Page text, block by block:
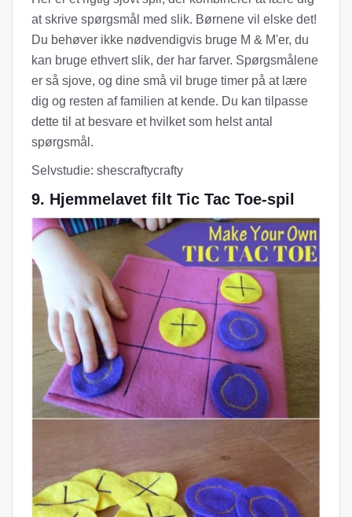
at skrive spørgsmål med slik. Børnene vil elske det!
Du behøver ikke nødvendigvis bruge M & M'er, du
kan bruge ethvert slik, der har farver. Spørgsmålene
er så sjove, og dine små vil bruge timer på at lære
dig og resten af ​​familien at kende. Du kan tilpasse
dette til at besvare et hvilket som helst antal
spørgsmål.
Selvstudie: shescraftycrafty
9. Hjemmelavet filt Tic Tac Toe-spil